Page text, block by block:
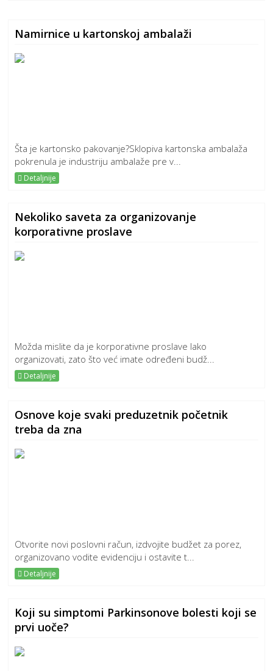
Namirnice u kartonskoj ambalaži
Šta je kartonsko pakovanje?Sklopiva kartonska ambalaža
pokrenula je industriju ambalaže pre v...
Detaljnije
Nekoliko saveta za organizovanje
korporativne proslave
Možda mislite da je korporativne proslave lako
organizovati, zato što već imate određeni budž...
Detaljnije
Osnove koje svaki preduzetnik početnik
treba da zna
Otvorite novi poslovni račun, izdvojite budžet za porez,
organizovano vodite evidenciju i ostavite t...
Detaljnije
Koji su simptomi Parkinsonove bolesti koji se
prvi uoče?